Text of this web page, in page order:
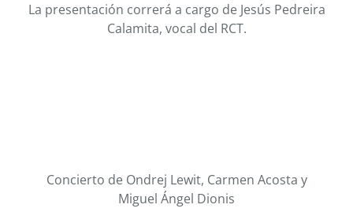
La presentación correrá a cargo de Jesús Pedreira
Calamita, vocal del RCT.
Concierto de Ondrej Lewit, Carmen Acosta y
Miguel Ángel Dionis